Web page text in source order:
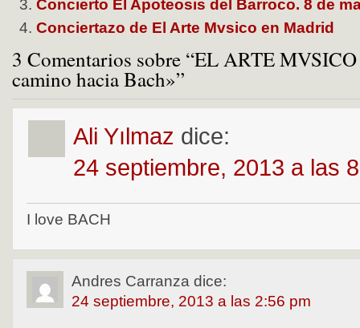
Concierto El Apoteosis del Barroco. 8 de
Conciertazo de El Arte Mvsico en Madrid
3 Comentarios sobre “EL ARTE
camino hacia Bach»”
Ali Yılmaz dice:
24 septiembre, 2013 a las
I love BACH
Andres Carranza dice:
24 septiembre, 2013 a las 2:56 pm